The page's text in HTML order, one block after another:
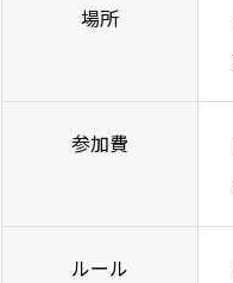
場所
参加費
ルール